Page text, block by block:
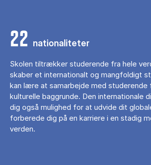
22 nationaliteter
Skolen tiltrækker studerende fra hele
skaber et internationalt og mangfoldigt
kan lære at samarbejde med studerende
kulturelle baggrunde. Den internationale
dig også mulighed for at udvide dit
forberede dig på en karriere i en stadig
verden.